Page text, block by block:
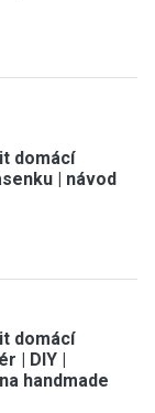
domácí
| návod
domácí
| DIY |
handmade